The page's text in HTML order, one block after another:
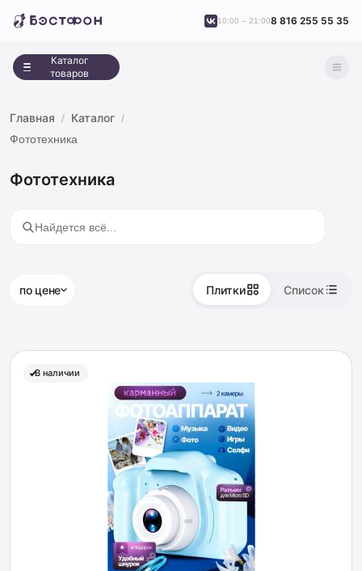
Каталог
товаров
10:00 – 21:008 816 255 55 35
Главная Каталог
Фототехника
Фототехника
по цене Плитки Список
В наличии